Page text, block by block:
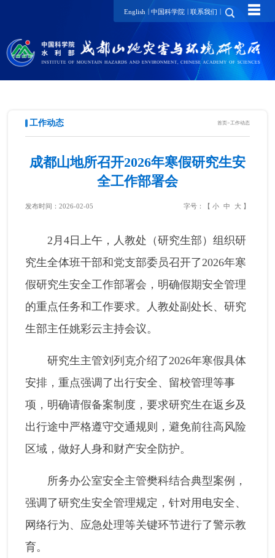
English | 中国科学院 | 联系我们 | ☰
工作动态 首页>工作动态
成都山地所召开2026年寒假研究生安
全工作部署会
发布时间：2026-02-05 字号：【 小 中 大】
2月4日上午，人教处（研究生部）组织研
究生全体班干部和党支部委员召开了2026年寒
假研究生安全工作部署会，明确假期安全管理
的重点任务和工作要求。人教处副处长、研究
生部主任姚彩云主持会议。
研究生主管刘列克介绍了2026年寒假具体
安排，重点强调了出行安全、留校管理等事
项，明确请假备案制度，要求研究生在返乡及
出行途中严格遵守交通规则，避免前往高风险
区域，做好人身和财产安全防护。
所务办公室安全主管樊科结合典型案例，
强调了研究生安全管理规定，针对用电安全、
网络行为、应急处理等关键环节进行了警示教
育。